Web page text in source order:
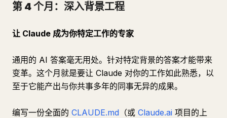
第 4 个月：深入背景工程
让 Claude 成为你特定工作的专家
通用的 AI 答案毫无用处。针对特定背景的答案才能带来
变革。这个月就是要让 Claude 对你的工作如此熟悉，以
至于它能产出与你共事多年的同事无异的成果。
编写一份全面的 CLAUDE.md （或 Claude.ai 项目的上